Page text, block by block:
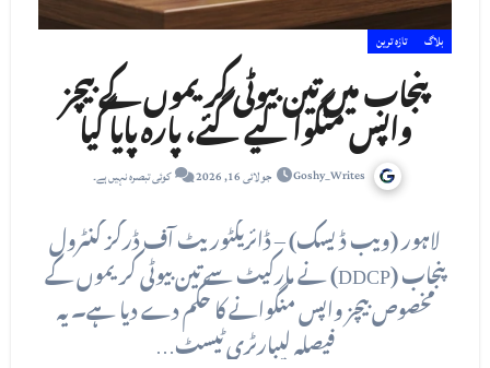
بلاگ تازہ ترین
پنجاب میں تین بیوٹی کریموں کے بیچز
واپس منگوا لیے گئے، پارہ پایا گیا
Goshy_Writes جولائی 16, 2026 کوئی تبصرہ نہیں ہے۔
لاہور (ویب ڈیسک) – ڈائریکٹوریٹ آف ڈرگز کنٹرول
پنجاب (DDCP) نے مارکیٹ سے تین بیوٹی کریموں کے
مخصوص بیچز واپس منگوانے کا حکم دے دیا ہے۔ یہ
فیصلہ لیبارٹری ٹیسٹ…